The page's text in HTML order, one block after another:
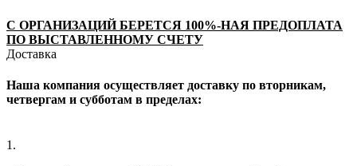
С ОРГАНИЗАЦИЙ БЕРЕТСЯ 100%-НАЯ ПРЕДОПЛАТА
ПО ВЫСТАВЛЕННОМУ СЧЕТУ
Доставка
Наша компания осуществляет доставку по вторникам,
четвергам и субботам в пределах:
1.